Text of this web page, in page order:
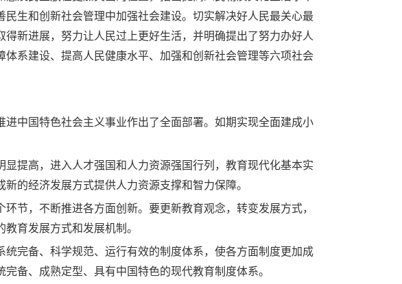
生和创新社会管理中加强社会建设。切实解决好人民最关心最
新进展，努力让人民过上更好生活，并明确提出了努力办好人
系建设、提高人民健康水平、加强和创新社会管理等六项社会
中国特色社会主义事业作出了全面部署。如期实现全面建成小
提高，进入人才强国和人力资源强国行列，教育现代化基本实
的经济发展方式提供人力资源支撑和智力保障。
节，不断推进各方面创新。要更新教育观念，转变发展方式，
育发展方式和发展机制。
完备、科学规范、运行有效的制度体系，使各方面制度更加成
备、成熟定型、具有中国特色的现代教育制度体系。